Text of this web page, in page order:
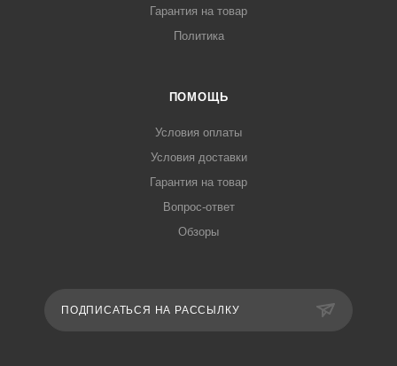
Гарантия на товар
Политика
ПОМОЩЬ
Условия оплаты
Условия доставки
Гарантия на товар
Вопрос-ответ
Обзоры
ПОДПИСАТЬСЯ НА РАССЫЛКУ